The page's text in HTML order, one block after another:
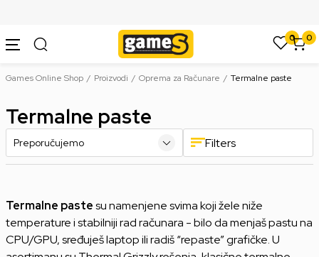
0 0
Games Online Shop Proizvodi Oprema za Računare Termalne paste
Termalne paste
Filters
Termalne pastesu namenjene svima koji žele niže
temperature i stabilniji rad računara - bilo da menjaš pastu na
CPU/GPU, sređuješ laptop ili radiš “repaste” grafičke. U